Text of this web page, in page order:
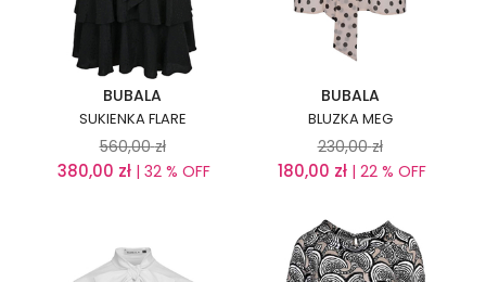
BUBALA
SUKIENKA FLARE
560,00 zł
380,00 zł | 32 % OFF
BUBALA
BLUZKA MEG
230,00 zł
180,00 zł| 22 % OFF